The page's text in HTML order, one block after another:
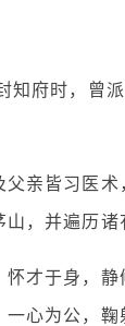
知府时，曾
亲皆习医术
，并遍历诸
才于身，
心为公，鞠